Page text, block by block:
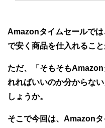
Amazonタイムセールで
で安く商品を仕入れること
ただ、「そもそも
れればいいのか分からな
しょうか。
そこで今回は、Amazon